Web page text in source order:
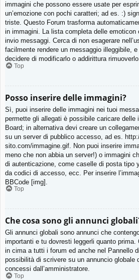
immagini che possono essere usate per
un’emozione con pochi caratteri; ad es. :)
triste. Questo Forum trasforma
in immagini. La lista completa delle emoticon
invio messaggi. Cerca di non esagerare
facilmente rendere un messaggio illeggibile,
decidere di modificarlo o addirittura
Top
Posso inserire delle immagini?
Sì, puoi inserire delle immagini nei tuoi
permette gli allegati è possibile caricare delle
Board; in alternativa devi creare un
su un server di pubblico accesso, ad es.
sito.com/immagine.gif. Non puoi inserire
meno che non abbia un server!) o immagini
di autenticazione, come caselle di posta tipo
da codici di accesso, ecc. Per inserire
BBCode [img].
Top
Che cosa sono gli annunci
Gli annunci globali sono annunci che
importanti e tu dovresti leggerli quanto prima.
in cima a tutti i forum ed anche nel Pannello
possibilità di scrivere su un annuncio globale
concessi dall’amministratore.
Top